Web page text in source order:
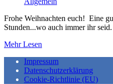
Frohe Weihnachten euch! Eine
Stunden...wo auch immer ihr
Mehr Lesen
Impressum
Datenschutzerklärung
Cookie-Richtlinie (EU)